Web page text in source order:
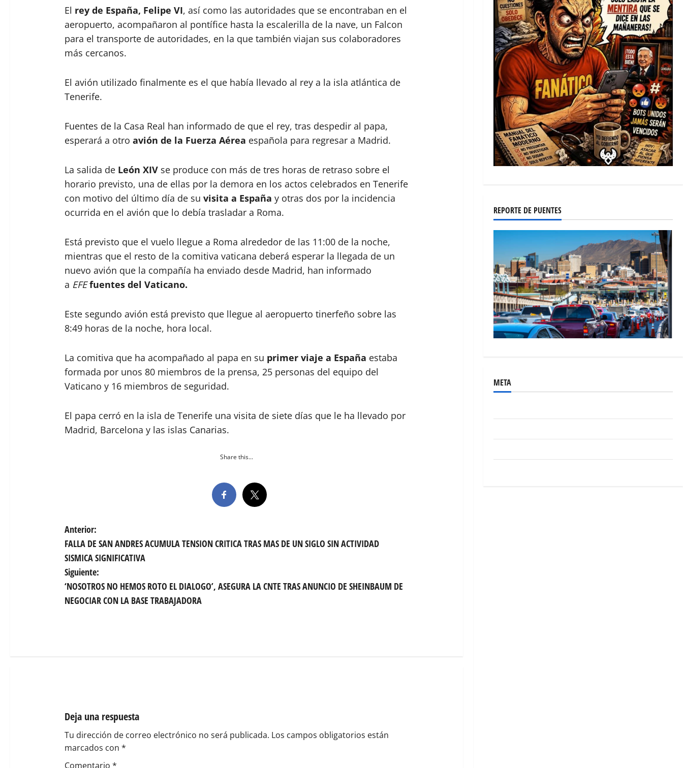
El rey de España, Felipe VI, así como las autoridades que se encontraban en el
aeropuerto, acompañaron al pontífice hasta la escalerilla de la nave, un Falcon
para el transporte de autoridades, en la que también viajan sus colaboradores
más cercanos.
El avión utilizado finalmente es el que había llevado al rey a la isla atlántica de
Tenerife.
Fuentes de la Casa Real han informado de que el rey, tras despedir al papa,
esperará a otro avión de la Fuerza Aérea española para regresar a Madrid.
La salida deLeón XIVse produce con más de tres horas de retraso sobre el
horario previsto, una de ellas por la demora en los actos celebrados en Tenerife
con motivo del último día de su visita a España y otras dos por la incidencia
ocurrida en el avión que lo debía trasladar a Roma.
Está previsto que el vuelo llegue a Roma alrededor de las 11:00 de la noche,
mientras que el resto de la comitiva vaticana deberá esperar la llegada de un
nuevo avión que la compañía ha enviado desde Madrid, han informado
a EFE fuentes del Vaticano.
Este segundo avión está previsto que llegue al aeropuerto tinerfeño sobre las
8:49 horas de la noche, hora local.
La comitiva que ha acompañado al papa en su primer viaje a España estaba
formada por unos 80 miembros de la prensa, 25 personas del equipo del
Vaticano y 16 miembros de seguridad.
El papa cerró en la isla de Tenerife una visita de siete días que le ha llevado por
Madrid, Barcelona y las islas Canarias.
Share this...
N
a
v
e
n
d
Anterior:
FALLA DE SAN ANDRES ACUMULA TENSION CRITICA TRAS MAS DE UN SIGLO SIN ACTIVIDAD
SISMICA SIGNIFICATIVA
Siguiente:
‘NOSOTROS NO HEMOS ROTO EL DIALOGO’, ASEGURA LA CNTE TRAS ANUNCIO DE SHEINBAUM DE
NEGOCIAR CON LA BASE TRABAJADORA
Deja una respuesta
Tu dirección de correo electrónico no será publicada. Los campos obligatorios están
marcados con *
Comentario *
REPORTE DE PUENTES
META